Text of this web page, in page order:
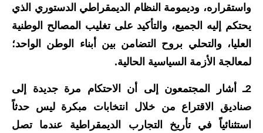
المرحلة الابتدائية
المرحلة المتوسطة
المرحلة الاعدادية
دروس
المرحلة الابتدائية
واستقراره، وديمومة النظام الديمقراطي الدستوري الذي
يحتكم إليه الجميع، والتأكيد على تغليب المصالح الوطنية
العليا، والتحلي بروح التضامن بين أبناء الوطن الواحد؛
لمعالجة الأزمة السياسية الحالية.
2ـ أشار المجتمعون إلى أن الاحتكام مرة جديدة إلى
صناديق الاقتراع من خلال انتخابات مبكرة ليس حدثاً
استثنائياً في تأريخ التجارب الديمقراطية عندما تصل